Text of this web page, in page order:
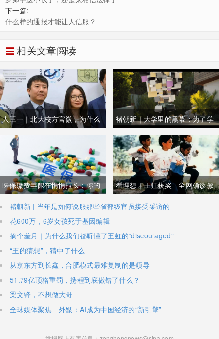
下一篇:
什么样的通报才能让人信服？
相关文章阅读
人三一｜北大校方官微，为什么
要删除邓煜专访的那段话？
褚朝新｜大学里的黑幕：为了学
术称号，副校长送礼，校长收礼
医保缴费年限在悄悄拉长：你的
退休医保，还够得着吗？
看理想｜王虹获奖，全网确诊教
育创伤
褚朝新 | 当年是如何说服那些省部级官员接受采访的
花600万，6岁女孩死于基因编辑
摘个羞月｜为什么我们都听懂了王虹的“discouraged”
“王的猜想”，猜中了什么
从京东方到长鑫，合肥模式最难复制的是领导
51.79亿顶格重罚，携程到底做错了什么？
梁文锋，不想做大哥
全球媒体聚焦︱外媒：AI成为中国经济的“新引擎”